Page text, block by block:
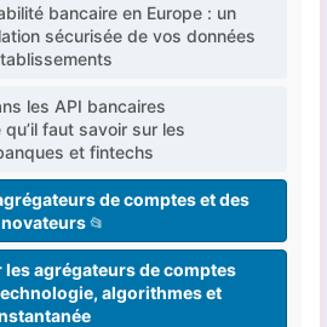
bancaire en Europe : un
sécurisée de vos données
les API bancaires
faut savoir sur les
et fintechs
de comptes et des
agrégateurs de comptes
algorithmes et